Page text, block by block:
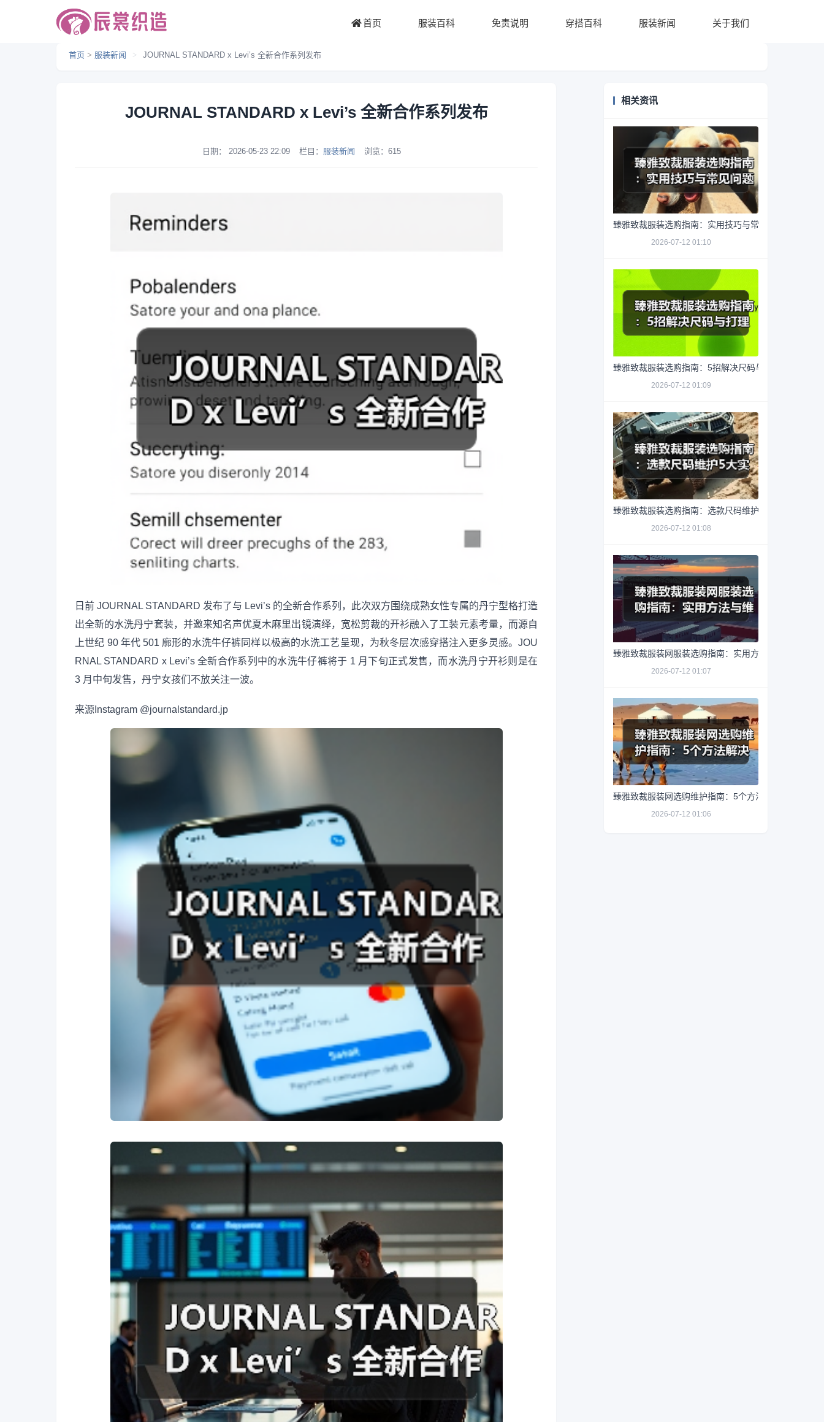
首页 服装百科 免责说明 穿搭百科 服装新闻 关于我们
首页 > 服装新闻 > JOURNAL STANDARD x Levi’s 全新合作系列发布
JOURNAL STANDARD x Levi’s 全新合作系列发布
日期： 2026-05-23 22:09 栏目： 服装新闻 浏览： 615
日前 JOURNAL STANDARD 发布了与 Levi’s 的全新合作系列，此次双方围绕成熟女性专属的丹宁型格打造
出全新的水洗丹宁套装，并邀来知名声优夏木麻里出镜演绎，宽松剪裁的开衫融入了工装元素考量，而源自
上世纪 90 年代 501 廓形的水洗牛仔裤同样以极高的水洗工艺呈现，为秋冬层次感穿搭注入更多灵感。JOU
RNAL STANDARD x Levi’s 全新合作系列中的水洗牛仔裤将于 1 月下旬正式发售，而水洗丹宁开衫则是在
3 月中旬发售，丹宁女孩们不放关注一波。
来源 Instagram @journalstandard.jp
相关资讯
臻雅致裁服装选购指南：实用技巧与常见问题解析
2026-07-12 01:10
臻雅致裁服装选购指南：5招解决尺码与打理难题
2026-07-12 01:09
臻雅致裁服装选购指南：选款尺码维护5大实用方法
2026-07-12 01:08
臻雅致裁服装网服装选购指南：实用方法与维护技巧
2026-07-12 01:07
臻雅致裁服装网选购维护指南：5个方法解决网购踩坑
2026-07-12 01:06